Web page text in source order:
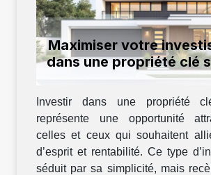
Maximiser votre
dans une propriété clé
Investir dans une propriété
représente une opportunité
celles et ceux qui souhaitent
d’esprit et rentabilité. Ce type
séduit par sa simplicité, mais